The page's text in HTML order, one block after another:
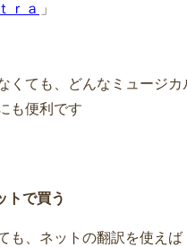
ｒａ 」
くても、どんなミュージ
も便利です
で買う
も、ネットの翻訳を使えば